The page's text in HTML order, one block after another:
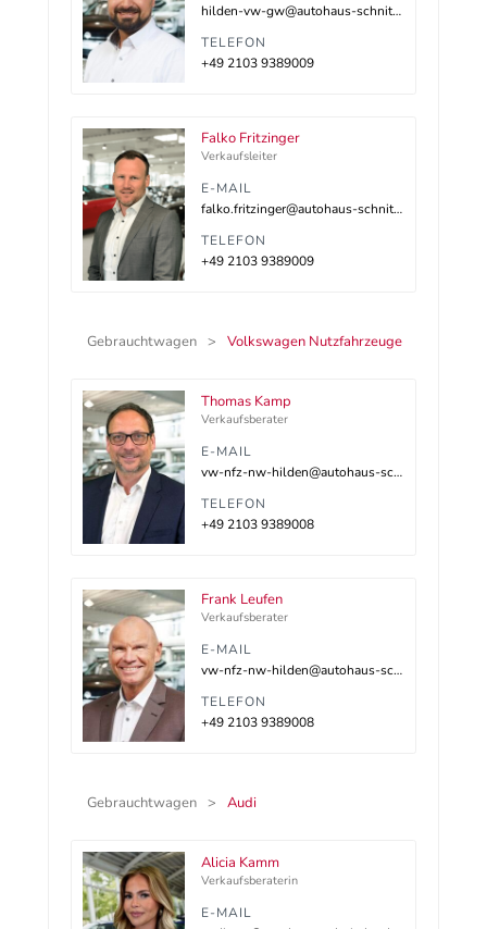
hilden-vw-gw@autohaus-schnitzler.dealerdesk.de
TELEFON
+49 2103 9389009
Falko Fritzinger
Verkaufsleiter
E-MAIL
falko.fritzinger@autohaus-schnitzler.de
TELEFON
+49 2103 9389009
Gebrauchtwagen Volkswagen Nutzfahrzeuge
Thomas Kamp
Verkaufsberater
E-MAIL
vw-nfz-nw-hilden@autohaus-schnitzler.dealerdesk.de
TELEFON
+49 2103 9389008
Frank Leufen
Verkaufsberater
E-MAIL
vw-nfz-nw-hilden@autohaus-schnitzler.dealerdesk.de
TELEFON
+49 2103 9389008
Gebrauchtwagen Audi
Alicia Kamm
Verkaufsberaterin
E-MAIL